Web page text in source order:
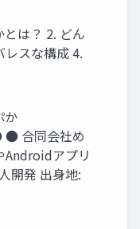
は？ 2. どん
レスな構成 4.
か
合同会社め
Androidアプリ
開発 出身地: